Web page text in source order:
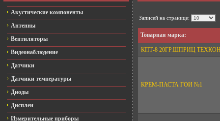
Акустические компоненты
Антенны
Вентиляторы
Видеонаблюдение
Датчики
Датчики температуры
Диоды
Дисплеи
Измерительные приборы
Записей на странице:
Товарная марка:
КПТ-8 20ГР.ШПРИЦ
КРЕМ-ПАСТА ГОИ №1